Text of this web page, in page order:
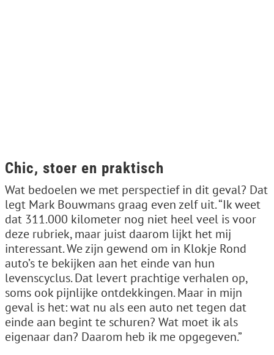
Chic, stoer en praktisch
Wat bedoelen we met perspectief in dit geval? Dat
legt Mark Bouwmans graag even zelf uit. “Ik weet
dat 311.000 kilometer nog niet heel veel is voor
deze rubriek, maar juist daarom lijkt het mij
interessant. We zijn gewend om in Klokje Rond
auto’s te bekijken aan het einde van hun
levenscyclus. Dat levert prachtige verhalen op,
soms ook pijnlijke ontdekkingen. Maar in mijn
geval is het: wat nu als een auto net tegen dat
einde aan begint te schuren? Wat moet ik als
eigenaar dan? Daarom heb ik me opgegeven.”